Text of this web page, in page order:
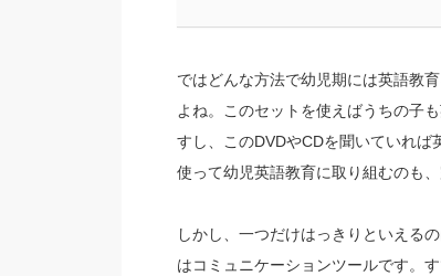
ではどんな方法で幼児期には英語教
よね。このセットを使えばうちの子
すし、このDVDやCDを聞いていれ
使って幼児英語教育に取り組むのも
しかし、一つだけはっきりといえる
はコミュニケーションツールです。